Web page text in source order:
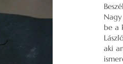
be a
aki